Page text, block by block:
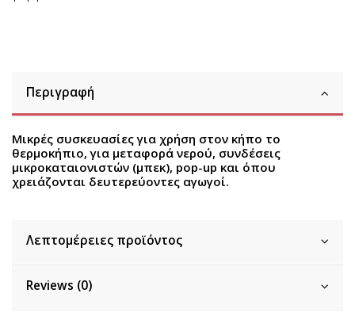
Περιγραφή
Μικρές συσκευασίες για χρήση στον κήπο το
θερμοκήπιο, για μεταφορά νερού, συνδέσεις
μικροκαταιονιστών (μπεκ), pop-up και όπου
χρειάζονται δευτερεύοντες αγωγοί.
Λεπτομέρειες προϊόντος
Reviews (0)